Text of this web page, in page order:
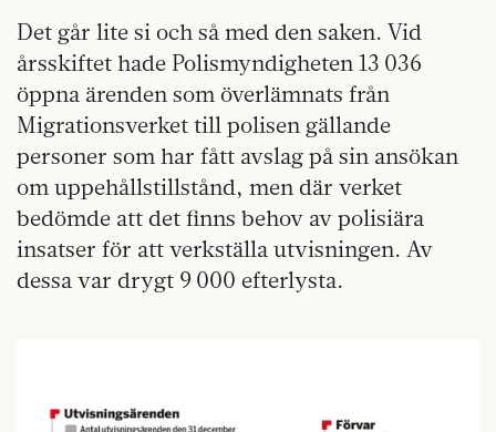
Det går lite si och så med den saken. Vid
årsskiftet hade Polismyndigheten 13 036
öppna ärenden som överlämnats från
Migrationsverket till polisen gällande
personer som har fått avslag på sin ansökan
om uppehållstillstånd, men där verket
bedömde att det finns behov av polisiära
insatser för att verkställa utvisningen. Av
dessa var drygt 9 000 efterlysta.